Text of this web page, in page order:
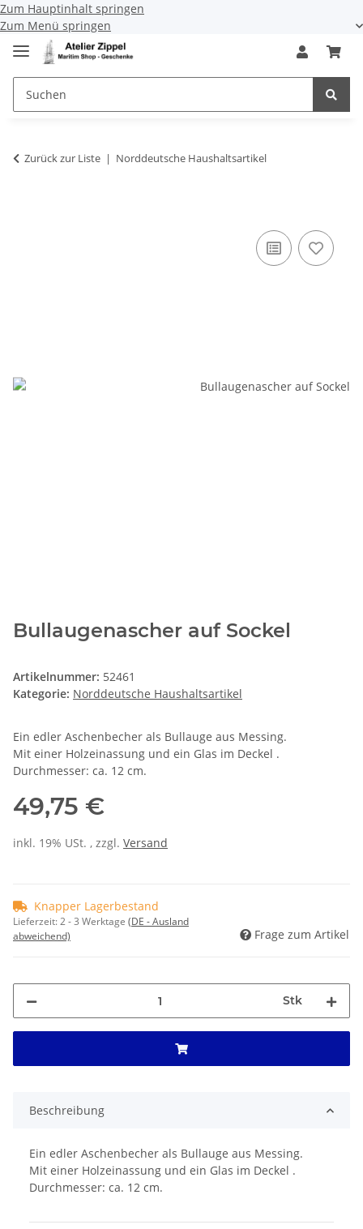
Zum Hauptinhalt springen
Zum Menü springen
Zurück zur Liste Norddeutsche Haushaltsartikel
Bullaugenascher auf Sockel
Artikelnummer: 52461
Kategorie: Norddeutsche Haushaltsartikel
Ein edler Aschenbecher als Bullauge aus Messing.
Mit einer Holzeinassung und ein Glas im Deckel .
Durchmesser: ca. 12 cm.
49,75 €
inkl. 19% USt. , zzgl. Versand
Knapper Lagerbestand
Lieferzeit:2 - 3 Werktage (DE - Ausland
abweichend)
Frage zum Artikel
Stk
Beschreibung
Ein edler Aschenbecher als Bullauge aus Messing.
Mit einer Holzeinassung und ein Glas im Deckel .
Durchmesser: ca. 12 cm.